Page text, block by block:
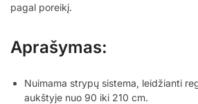
pagal poreikį.
Aprašymas:
Nuimama strypų sistema, leidžianti
aukštyje nuo 90 iki 210 cm.